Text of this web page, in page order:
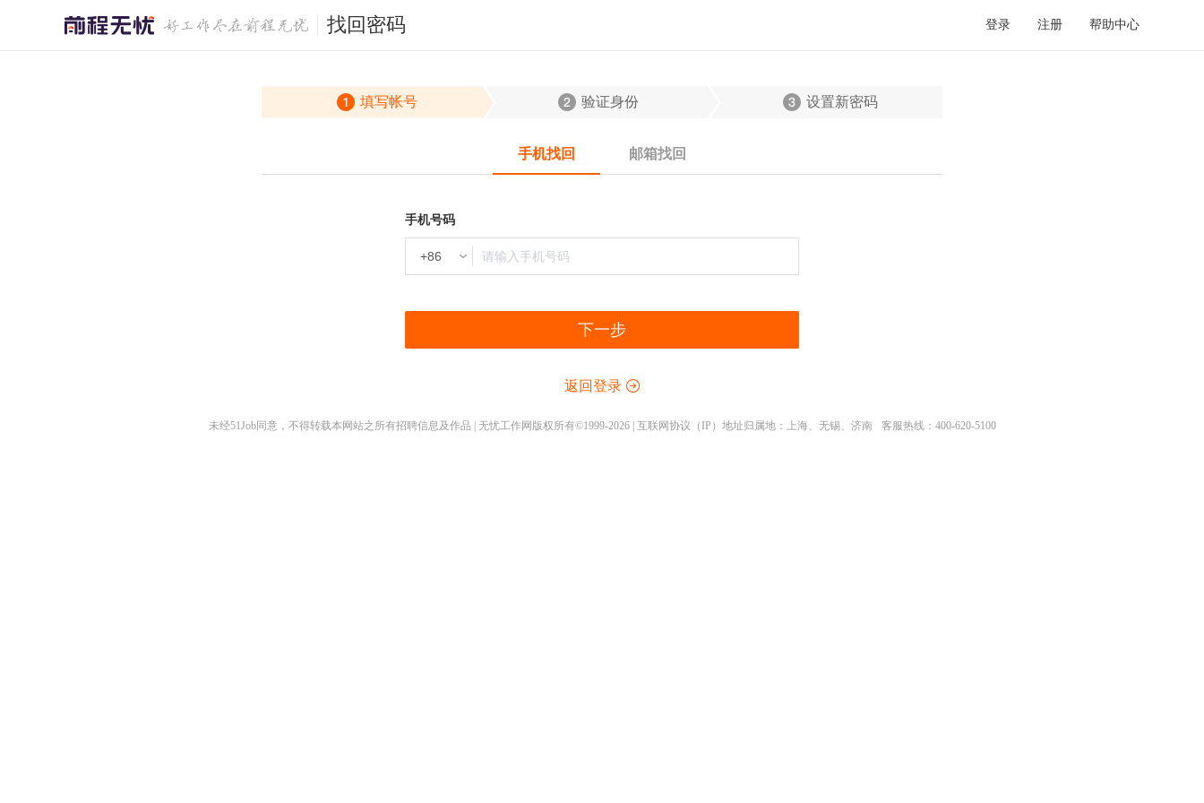
找回密码 登录 注册 帮助中心
填写帐号 验证身份 设置新密码
手机找回 邮箱找回
手机号码
下一步
返回登录
未经51Job同意，不得转载本网站之所有招聘信息及作品 | 无忧工作网版权所有©1999-2026 | 互联网协议（IP）地址归属地：上海、无锡、济南 客服热线：400-620-5100